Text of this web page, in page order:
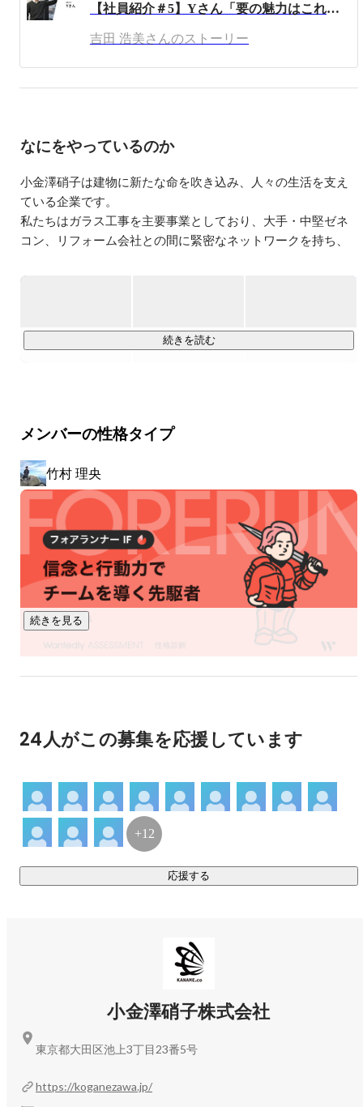
【社員紹介＃5】Yさん「要の魅力はこれ！」
吉田 浩美さんのストーリー
なにをやっているのか
小金澤硝子は建物に新たな命を吹き込み、人々の生活を支え
ている企業です。
私たちはガラス工事を主要事業としており、大手・中堅ゼネ
コン、リフォーム会社との間に緊密なネットワークを持ち、
きました。1960年の創業以来、数多くの会社様に愛されなが
その中で常に大切にしてきたことは、「働く社員を大事にす
たとえば「今までスポーツに打ち込んできて、
これからも体力づくりや健康管理に積極的に取り組みたい
「スポーツを通して学んできたことを活かしたい人」に対
し、
スポーツと仕事が両立できる新たな働き方を提案していま
す。
仕事だけではない「やりたいこと・好きなこと」へのサポー
トをし続け、
続きを読む
メンバーの性格タイプ
竹村 理央
続きを見る
24人がこの募集を応援しています
応援する
+12
小金澤硝子株式会社
https://koganezawa.jp/
東京都大田区池上3丁目23番5号